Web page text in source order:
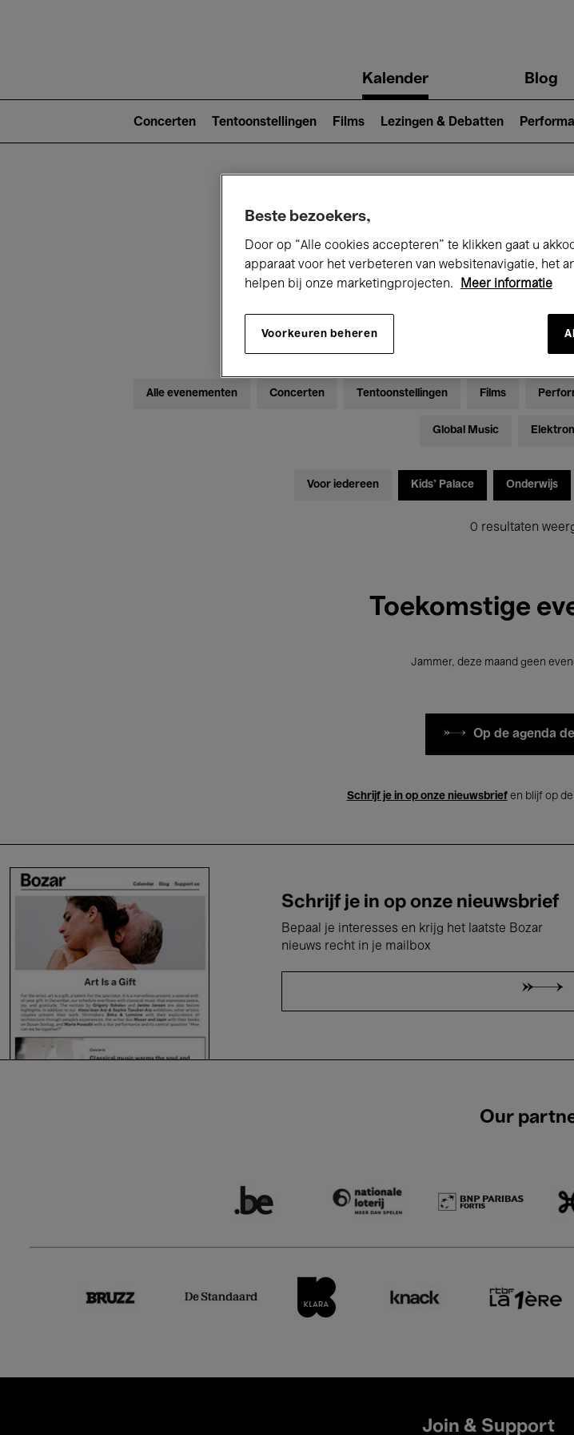
navigationKalender Blog
2)
Concerten Tentoonstellingen Films Lezingen & Debatten
Alle evenementen Concerten Tentoonstellingen Films
Global Music
Voor iedereen Kids’ Palace Onderwijs
0 resultaten
Toekomstige
Jammer, deze maand geen
Op de agenda
Schrijf je in op onze nieuwsbriefen blijf op
Schrijf je in op onze nieuwsbrief
Bepaal je interesses en krijg het laatste Bozar
nieuws recht in je mailbox
Our
Join & Support
Beste bezoekers,
Door op “Alle cookies accepteren” te klikken gaat u
apparaat voor het verbeteren van websitenavigatie, het
helpen bij onze marketingprojecten.
Meer informatie
Voorkeuren beheren